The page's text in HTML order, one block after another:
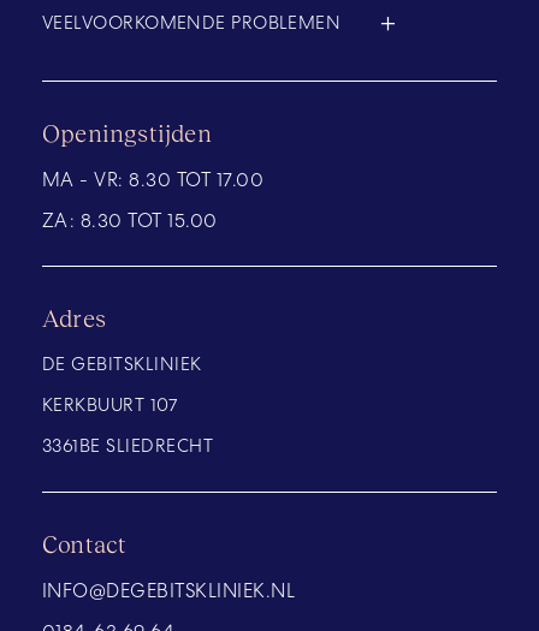
VEELVOORKOMENDE PROBLEMEN
Adres
DE GEBITSKLINIEK
KERKBUURT 107
3361BE SLIEDRECHT
Contact
INFO@DEGEBITSKLINIEK.NL
Openingstijden
MA - VR:8.30 TOT 17.00
ZA: 8.30 TOT 15.00